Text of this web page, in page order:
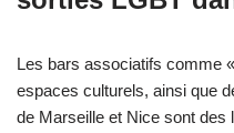
Les bars associatifs comme
espaces culturels, ainsi que
de Marseille et Nice sont des